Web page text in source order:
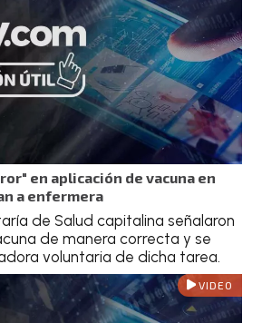
en aplicación de vacuna en
a enfermera
de Salud capitalina señalaron
de manera correcta y se
voluntaria de dicha tarea.
VIDEO